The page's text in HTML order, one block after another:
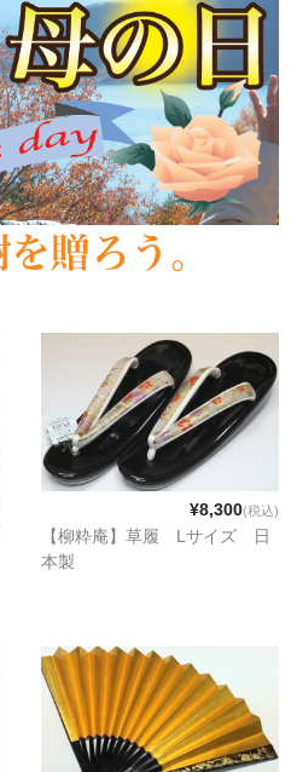
¥8,300(税込)
【柳粋庵】草履 Lサイズ 日
本製